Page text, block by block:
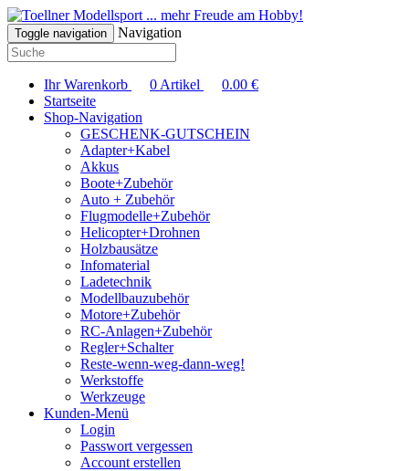
... mehr Freude am Hobby!
Toggle navigation Navigation
Ihr Warenkorb 0 Artikel 0.00 €
Startseite
Shop-Navigation
GESCHENK-GUTSCHEIN
Adapter+Kabel
Akkus
Boote+Zubehör
Auto + Zubehör
Flugmodelle+Zubehör
Helicopter+Drohnen
Holzbausätze
Infomaterial
Ladetechnik
Modellbauzubehör
Motore+Zubehör
RC-Anlagen+Zubehör
Regler+Schalter
Reste-wenn-weg-dann-weg!
Werkstoffe
Werkzeuge
Kunden-Menü
Login
Passwort vergessen
Account erstellen